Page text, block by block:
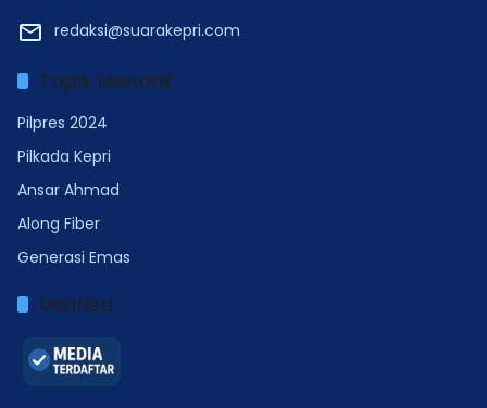
redaksi@suarakepri.com
Topik Menarik
Pilpres 2024
Pilkada Kepri
Ansar Ahmad
Along Fiber
Generasi Emas
Verified